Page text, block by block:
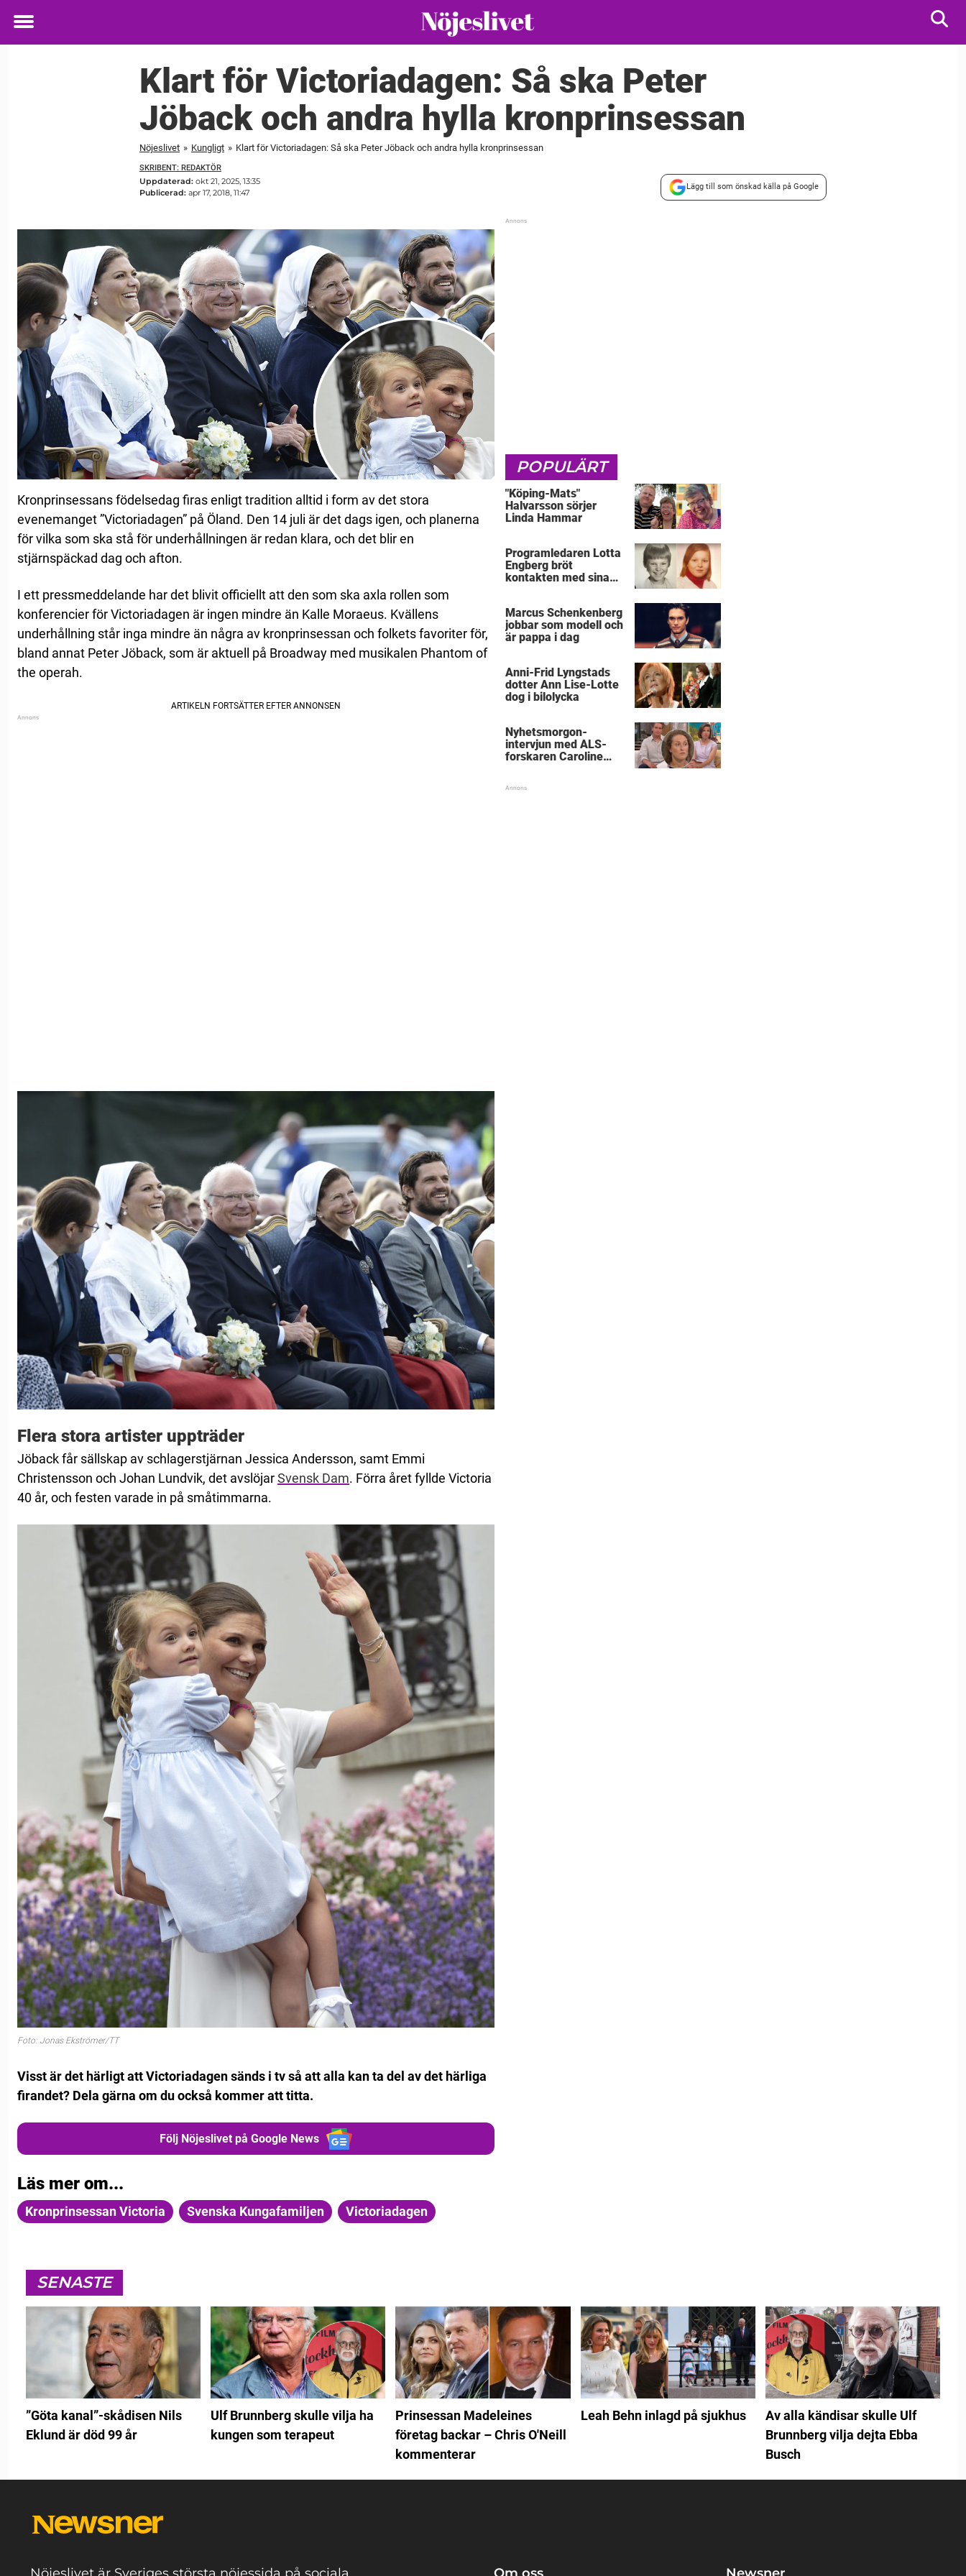
Toggle
Klart för Victoriadagen: Så ska Peter
Jöback och andra hylla kronprinsessan
Nöjeslivet » Kungligt » Klart för Victoriadagen: Så ska Peter Jöback och andra hylla kronprinsessan
SKRIBENT: REDAKTÖR
Uppdaterad: okt 21, 2025, 13:35
Publicerad: apr 17, 2018, 11:47
Lägg till som önskad källa på Google
Kronprinsessans födelsedag firas enligt tradition alltid i form av det stora
evenemanget ”Victoriadagen” på Öland. Den 14 juli är det dags igen, och planerna
för vilka som ska stå för underhållningen är redan klara, och det blir en
stjärnspäckad dag och afton.
I ett pressmeddelande har det blivit officiellt att den som ska axla rollen som
konferencier för Victoriadagen är ingen mindre än Kalle Moraeus. Kvällens
underhållning står inga mindre än några av kronprinsessan och folkets favoriter för,
bland annat Peter Jöback, som är aktuell på Broadway med musikalen Phantom of
the operah.
Flera stora artister uppträder
Jöback får sällskap av schlagerstjärnan Jessica Andersson, samt Emmi
Christensson och Johan Lundvik, det avslöjarSvensk Dam. Förra året fyllde Victoria
40 år, och festen varade in på småtimmarna.
Foto: Jonas Ekströmer/TT
Visst är det härligt att Victoriadagen sänds i tv så att alla kan ta del av det härliga
firandet? Dela gärna om du också kommer att titta.
Följ Nöjeslivet på Google News
POPULÄRT
"Köping-Mats"
Halvarsson sörjer
Linda Hammar
Programledaren Lotta
Engberg bröt
kontakten med sina
Marcus Schenkenberg
jobbar som modell och
är pappa i dag
Anni-Frid Lyngstads
dotter Ann Lise-Lotte
dog i bilolycka
Nyhetsmorgon-
intervjun med ALS-
forskaren Caroline
Läs mer om...
Kronprinsessan Victoria Svenska Kungafamiljen Victoriadagen
SENASTE
”Göta kanal”-skådisen Nils
Eklund är död 99 år
Ulf Brunnberg skulle vilja ha
kungen som terapeut
Prinsessan Madeleines
företag backar – Chris O'Neill
kommenterar
Leah Behn inlagd på sjukhus
Av alla kändisar skulle Ulf
Brunnberg vilja dejta Ebba
Busch